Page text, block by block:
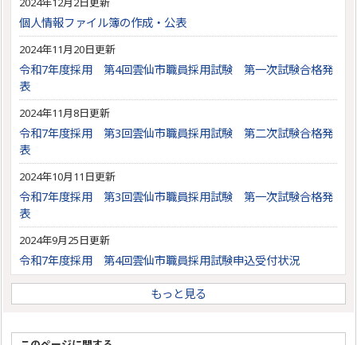
個人情報ファイル簿の作成・公表
2024年11月20日更新
令和7年度採用 第4回雲仙市職員採用試験 第一次試験合格発
表
2024年11月8日更新
令和7年度採用 第3回雲仙市職員採用試験 第二次試験合格発
表
2024年10月11日更新
令和7年度採用 第3回雲仙市職員採用試験 第一次試験合格発
表
2024年9月25日更新
令和7年度採用 第4回雲仙市職員採用試験申込受付状況
もっと見る